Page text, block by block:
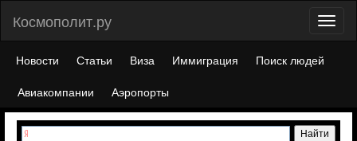
Космополит.ру
Новости Статьи Виза Иммиграция
Поиск людей
Авиакомпании
Аэропорты